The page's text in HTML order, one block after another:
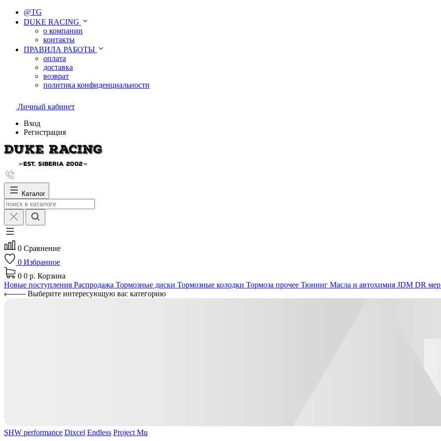
@TG
DUKE RACING
о компании
контакты
ПРАВИЛА РАБОТЫ
оплата
доставка
возврат
политика конфиденциальности
Личный кабинет
Вход
Регистрация
Каталог
0 Сравнение
0 Избранное
0 0 р. Корзина
Новые поступления Распродажа Тормозные диски Тормозные колодки Тормоза прочее Тюнинг Масла и автохимия JDM DR
Выберите интересующую вас категорию
SHW performance Dixcel Endless Project Mu